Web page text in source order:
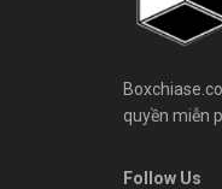
quyền miễn
Follow Us